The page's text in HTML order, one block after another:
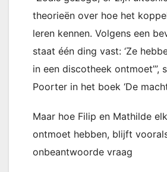
theorieën over hoe het
leren kennen. Volgens een
staat één ding vast: ‘Ze
in een discotheek ontmoet’”,
Poorter in het boek ‘De
Maar hoe Filip en Mathilde
ontmoet hebben, blijft
onbeantwoorde vraag